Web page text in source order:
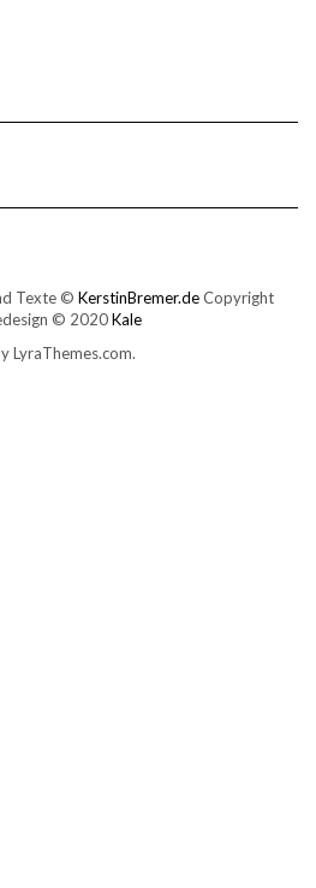
Texte © KerstinBremer.deCopyright
© 2020Kale
LyraThemes.com.